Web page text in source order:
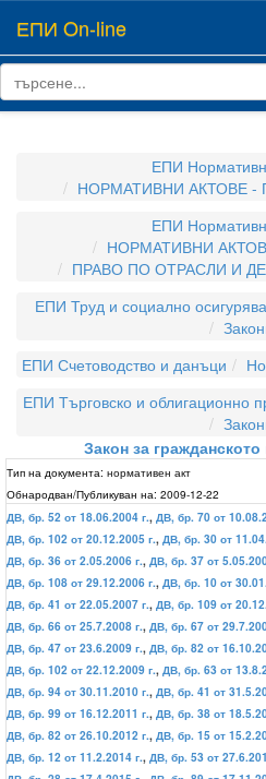
ЕПИ On-line
ЕПИ
НОРМАТИВНИ АКТОВЕ -
ЕПИ
НОРМАТИВНИ
ПРАВО ПО ОТРАСЛИ И
ЕПИ Труд и социално
ЕПИ Счетоводство и данъци
ЕПИ Търговско и облигационно
Закон за
Тип на документа: нормативен акт
Обнародван/Публикуван на: 2009-12-22
ДВ, бр. 52 от 18.06.2004 г., ДВ, бр. 70 от
ДВ, бр. 102 от 20.12.2005 г., ДВ, бр. 30 от
ДВ, бр. 36 от 2.05.2006 г., ДВ, бр. 37 от
ДВ, бр. 108 от 29.12.2006 г., ДВ, бр. 10 от
ДВ, бр. 41 от 22.05.2007 г., ДВ, бр. 109 от
ДВ, бр. 66 от 25.7.2008 г., ДВ, бр. 67 от
ДВ, бр. 47 от 23.6.2009 г., ДВ, бр. 82 от
ДВ, бр. 102 от 22.12.2009 г., ДВ, бр. 63 от
ДВ, бр. 94 от 30.11.2010 г., ДВ, бр. 41 от
ДВ, бр. 99 от 16.12.2011 г., ДВ, бр. 38 от
ДВ, бр. 82 от 26.10.2012 г., ДВ, бр. 15 от
ДВ, бр. 12 от 11.2.2014 г., ДВ, бр. 53 от